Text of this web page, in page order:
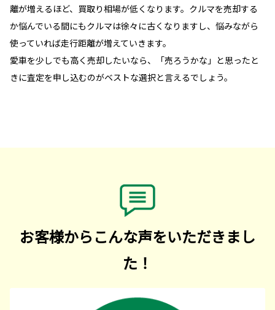
離が増えるほど、買取り相場が低くなります。クルマを売却する
か悩んでいる間にもクルマは徐々に古くなりますし、悩みながら
使っていれば走行距離が増えていきます。
愛車を少しでも高く売却したいなら、「売ろうかな」と思ったと
きに査定を申し込むのがベストな選択と言えるでしょう。
お客様からこんな声をいただきまし
た！